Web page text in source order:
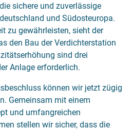
sichere und zuverlässige
und Südosteuropa.
zu gewährleisten, sieht der
den Bau der Verdichterstation
sind drei
Anlage erforderlich.
können wir jetzt zügig
Gemeinsam mit einem
und umfangreichen
stellen wir sicher, dass die